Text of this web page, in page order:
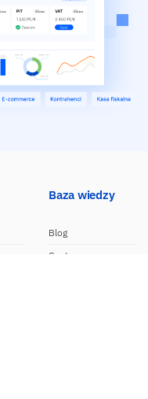
Baza wiedzy
Blog
Centrum pomocy